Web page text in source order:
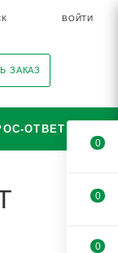
ВОЙТИ
ЗАКАЗ
ОТВЕТ
0
0
0